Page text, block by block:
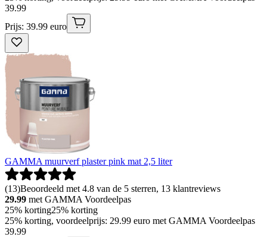
39.99
Prijs: 39.99 euro
GAMMA muurverf plaster pink mat 2,5 liter
(13)Beoordeeld met 4.8 van de 5 sterren, 13 klantreviews
29.99 met GAMMA Voordeelpas
25% korting25% korting
25% korting, voordeelprijs: 29.99 euro met GAMMA Voordeelpas
39.99